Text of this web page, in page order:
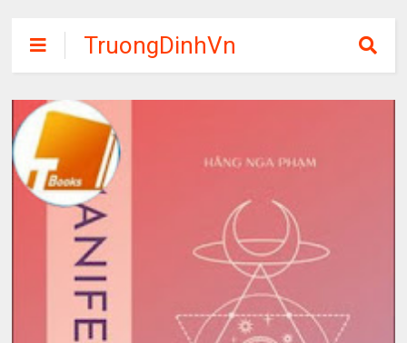
TruongDinhVn
Chia sẽ ebook,
các khóa học,
phần mềm học
tập miễn phí